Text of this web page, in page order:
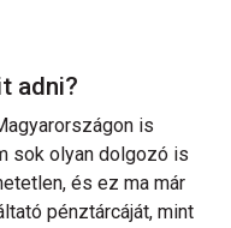
adni?
is
sok olyan dolgozó is
és ez ma már
pénztárcáját, mint